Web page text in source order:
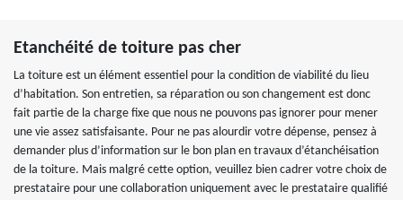
Etanchéité de toiture pas cher
La toiture est un élément essentiel pour la condition de viabilité du lieu
d’habitation. Son entretien, sa réparation ou son changement est donc
fait partie de la charge fixe que nous ne pouvons pas ignorer pour mener
une vie assez satisfaisante. Pour ne pas alourdir votre dépense, pensez à
demander plus d’information sur le bon plan en travaux d’étanchéisation
de la toiture. Mais malgré cette option, veuillez bien cadrer votre choix de
prestataire pour une collaboration uniquement avec le prestataire qualifié